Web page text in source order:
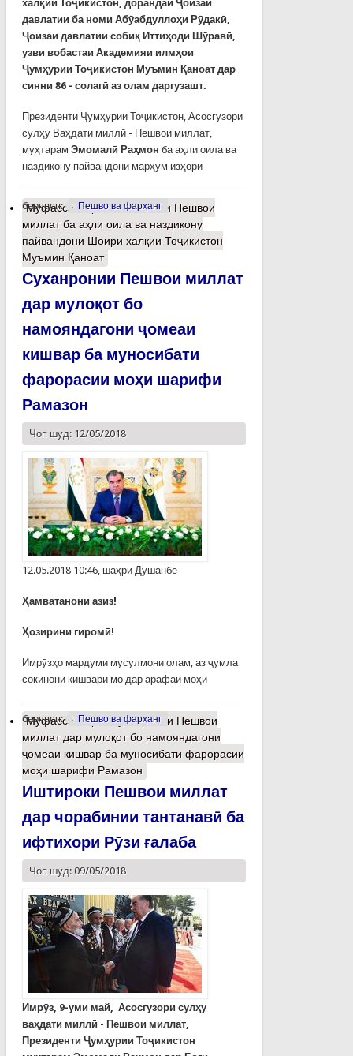
халқии Тоҷикистон, дорандаи Ҷоизаи
давлатии ба номи Абӯабдуллоҳи Рӯдакӣ,
Ҷоизаи давлатии собиқ Иттиҳоди Шӯравӣ,
узви вобастаи Академияи илмҳои
Ҷумҳурии Тоҷикистон Муъмин Қаноат дар
синни 86 - солагӣ аз олам даргузашт.
Президенти Ҷумҳурии Тоҷикистон, Асосгузори
сулҳу Ваҳдати миллӣ - Пешвои миллат,
муҳтарам Эмомалӣ Раҳмон ба аҳли оила ва
наздикону пайвандони марҳум изҳори
барчасп: Пешво ва фарҳанг
Муфассалтаро Тасаллияти Пешвои
миллат ба аҳли оила ва наздикону
пайвандони Шоири халқии Тоҷикистон
Муъмин Қаноат
Суханронии Пешвои миллат
дар мулоқот бо
намояндагони ҷомеаи
кишвар ба муносибати
фарорасии моҳи шарифи
Рамазон
Чоп шуд: 12/05/2018
12.05.2018 10:46, шаҳри Душанбе
Ҳамватанони азиз!
Ҳозирини гиромӣ!
Имрӯзҳо мардуми мусулмони олам, аз ҷумла
сокинони кишвари мо дар арафаи моҳи
барчасп: Пешво ва фарҳанг
Муфассалтаро Суханронии Пешвои
миллат дар мулоқот бо намояндагони
ҷомеаи кишвар ба муносибати фарорасии
моҳи шарифи Рамазон
Иштироки Пешвои миллат
дар чорабинии тантанавӣ ба
ифтихори Рӯзи ғалаба
Чоп шуд: 09/05/2018
Имрӯз, 9-уми май, Асосгузори сулҳу
ваҳдати миллӣ - Пешвои миллат,
Президенти Ҷумҳурии Тоҷикистон